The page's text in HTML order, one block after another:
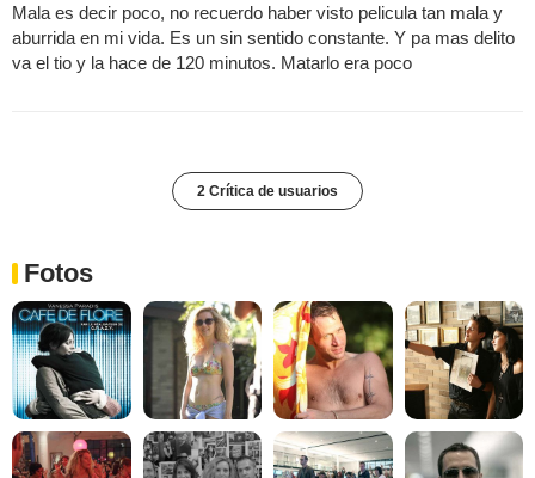
Mala es decir poco, no recuerdo haber visto pelicula tan mala y
aburrida en mi vida. Es un sin sentido constante. Y pa mas delito
va el tio y la hace de 120 minutos. Matarlo era poco
2 Crítica de usuarios
Fotos